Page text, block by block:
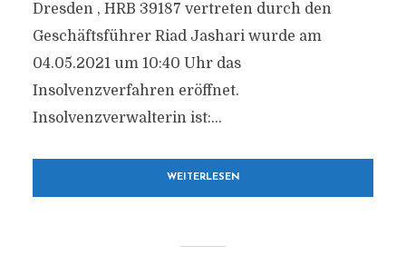
Dresden , HRB 39187 vertreten durch den
Geschäftsführer Riad Jashari wurde am
04.05.2021 um 10:40 Uhr das
Insolvenzverfahren eröffnet.
Insolvenzverwalterin ist:...
WEITERLESEN